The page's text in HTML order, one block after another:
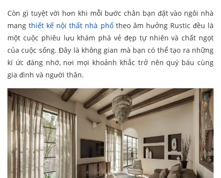
Còn gì tuyệt vời hơn khi mỗi bước chân bạn đặt vào ngôi nhà
mangthiết kế nội thất nhà phốtheo âm hưởng Rustic đều là
một cuộc phiêu lưu khám phá vẻ đẹp tự nhiên và chất ngọt
của cuộc sống. Đây là không gian mà bạn có thể tạo ra những
kí ức đáng nhớ, nơi mọi khoảnh khắc trở nên quý báu cùng
gia đình và người thân.